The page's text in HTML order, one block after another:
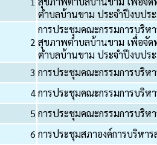
ตำบลบ้านขาม ประจำปีงบปร
2
การประชุมคณะกรรมการบริ
สุขภาพตำบลบ้านขาม เพื่อจัด
ตำบลบ้านขาม ประจำปีงบปร
3 การประชุมคณะกรรมการบริ
4การประชุมคณะกรรมการบริห
5 การประชุมคณะกรรมการบริ
6 การประชุมสภาองค์การบริหา